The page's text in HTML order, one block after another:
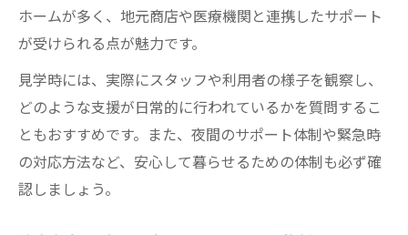
ホームが多く、地元商店や医療機関と連携したサポート
が受けられる点が魅力です。
見学時には、実際にスタッフや利用者の様子を観察し、
どのような支援が日常的に行われているかを質問するこ
ともおすすめです。また、夜間のサポート体制や緊急時
の対応方法など、安心して暮らせるための体制も必ず確
認しましょう。